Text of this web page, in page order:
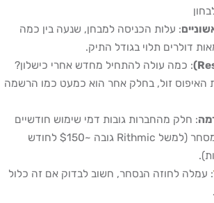
: עלות הכניסה למבחן, שנעה בין כמה
דולרים תלוי בגודל התיק.
: כמה עולה להתחיל מחדש אחרי כישלון?
האיפוס זול, בחלק אחר הוא כמעט כמו הרשמה
: חלק מהחברות גובות דמי שימוש חודשיים
בפלטפורמת המסחר (למשל Rithmic גובה ~$150 לחודש
: עמלה לחוזה הנסחר, חשוב לבדוק אם זה כלול